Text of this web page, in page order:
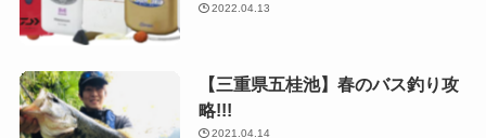
2022.04.13
【三重県五桂池】春のバス釣り攻
略!!!
2021.04.14